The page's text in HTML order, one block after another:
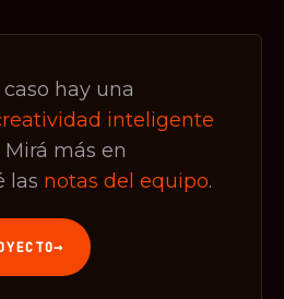
hay una
inteligente
Mirá más en
las notas del equipo.
→